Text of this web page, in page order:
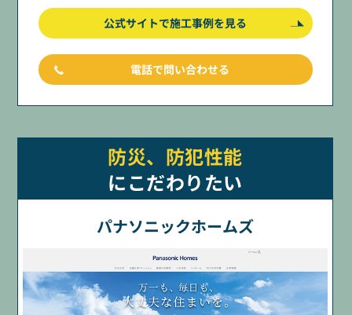
公式サイトで施工事例を見る
電話で問い合わせる
防災、防犯性能
にこだわりたい
パナソニックホームズ